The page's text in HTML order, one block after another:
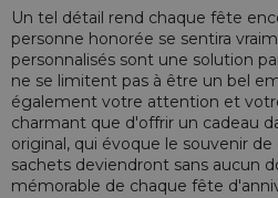
Un tel détail rend chaque fête
personne honorée se sentira
personnalisés sont une solution
ne se limitent pas à être un bel
également votre attention et
charmant que d'offrir un cadeau
original, qui évoque le souvenir de
sachets deviendront sans aucun
mémorable de chaque fête